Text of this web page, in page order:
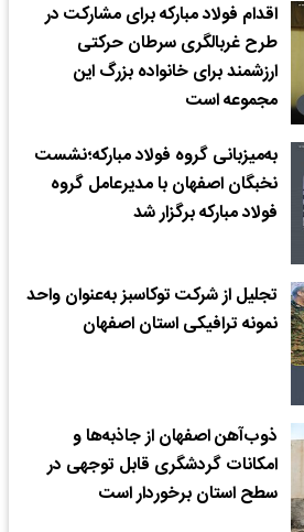
اقدام فولاد مبارکه برای مشارکت در
طرح غربالگری سرطان حرکتی
ارزشمند برای خانواده بزرگ این
مجموعه است
به‌میزبانی گروه فولاد مبارکه؛نشست
نخبگان اصفهان با مدیرعامل گروه
فولاد مبارکه برگزار شد
تجلیل از شرکت توکاسبز به‌عنوان واحد
نمونه ترافیکی استان اصفهان
ذوب‌آهن اصفهان از جاذبه‌ها و
امکانات گردشگری قابل توجهی در
سطح استان برخوردار است